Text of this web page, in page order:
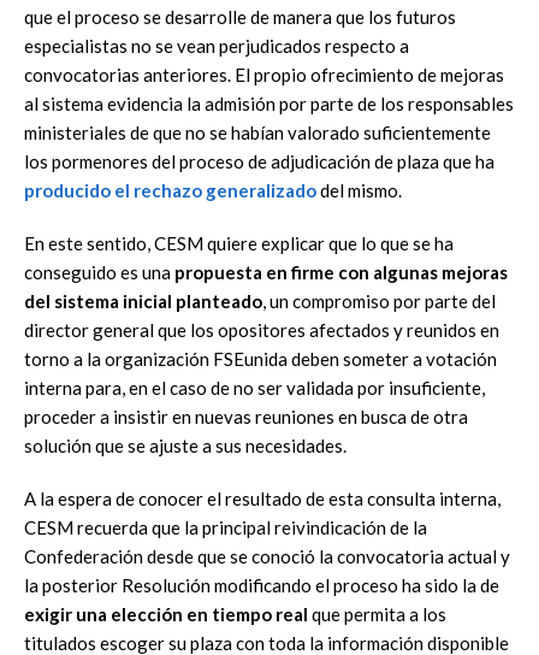
que el proceso se desarrolle de manera que los futuros
especialistas no se vean perjudicados respecto a
convocatorias anteriores. El propio ofrecimiento de mejoras
al sistema evidencia la admisión por parte de los responsables
ministeriales de que no se habían valorado suficientemente
los pormenores del proceso de adjudicación de plaza que ha
producido el rechazo generalizadodel mismo.
En este sentido, CESM quiere explicar que lo que se ha
conseguido es una propuesta en firme con algunas mejoras
del sistema inicial planteado, un compromiso por parte del
director general que los opositores afectados y reunidos en
torno a la organización FSEunida deben someter a votación
interna para, en el caso de no ser validada por insuficiente,
proceder a insistir en nuevas reuniones en busca de otra
solución que se ajuste a sus necesidades.
A la espera de conocer el resultado de esta consulta interna,
CESM recuerda que la principal reivindicación de la
Confederación desde que se conoció la convocatoria actual y
la posterior Resolución modificando el proceso ha sido la de
exigir una elección en tiempo real que permita a los
titulados escoger su plaza con toda la información disponible